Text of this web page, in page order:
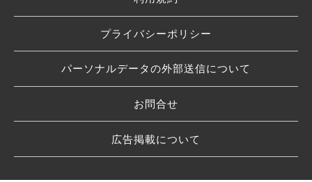
プライバシーポリシー
パーソナルデータの外部送信について
お問合せ
広告掲載について